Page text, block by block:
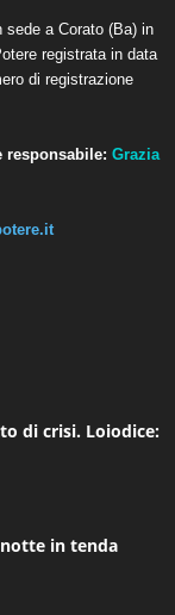
sede a Corato (Ba) in
registrata in data
di registrazione
responsabile: Grazia
di crisi. Loiodice:
in tenda